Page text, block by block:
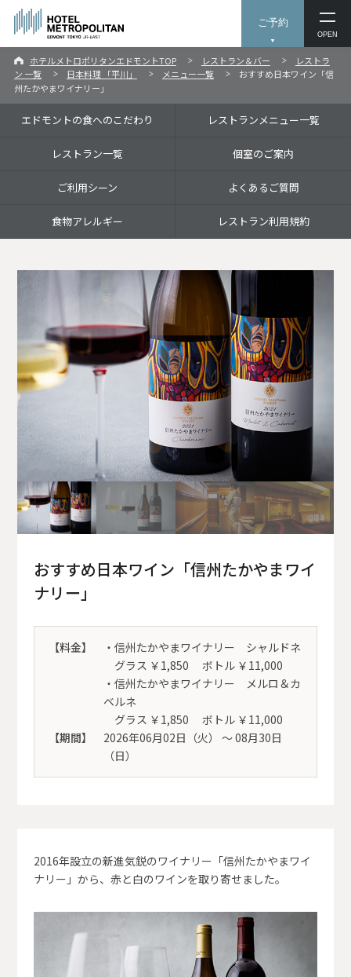
ご予約
OPEN
ホテルメトロポリタンエドモントTOP レストラン＆バー
レストラ
ン 一覧
日本料理 「平川」 メニュー一覧
おすすめ日本ワイン「信
州たかやまワイナリー」
エドモントの食へのこだわり レストランメニュー一覧
レストラン一覧 個室のご案内
ご利用シーン よくあるご質問
食物アレルギー レストラン利用規約
おすすめ日本ワイン「信州たかやまワイ
ナリー」
【料金】
・信州たかやまワイナリー シャルドネ
グラス ￥1,850 ボトル ￥11,000
・信州たかやまワイナリー メルロ＆カ
ベルネ
グラス ￥1,850 ボトル ￥11,000
【期間】
2026年06月02日（火） 〜 08月30日
（日）
2016年設立の新進気鋭のワイナリー「信州たかやまワイ
ナリー」から、赤と白のワインを取り寄せました。